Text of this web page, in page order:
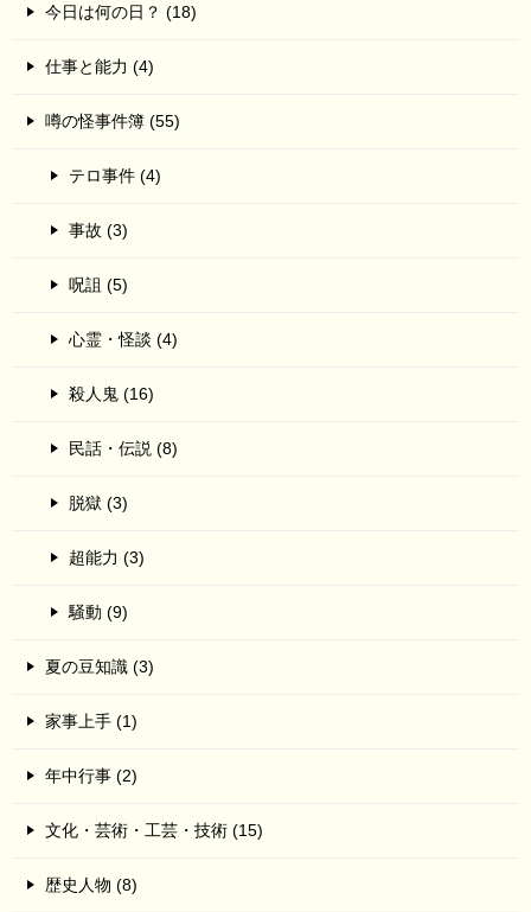
今日は何の日？ (18)
仕事と能力 (4)
噂の怪事件簿 (55)
テロ事件 (4)
事故 (3)
呪詛 (5)
心霊・怪談 (4)
殺人鬼 (16)
民話・伝説 (8)
脱獄 (3)
超能力 (3)
騒動 (9)
夏の豆知識 (3)
家事上手 (1)
年中行事 (2)
文化・芸術・工芸・技術 (15)
歴史人物 (8)